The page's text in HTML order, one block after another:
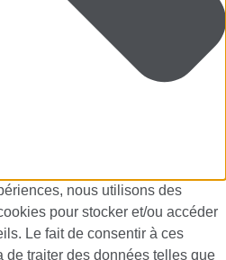
nous utilisons des
pour stocker et/ou accéder
Le fait de consentir à ces
de traiter des données telles que